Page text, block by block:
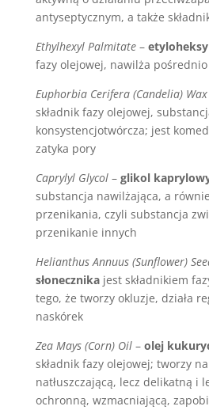
antyseptycznym, a także
Ethylhexyl Palmitate–
fazy olejowej, nawilża pośrednio
Euphorbia Cerifera (Candelia) Wax
składnik fazy olejowej,
konsystencjotwórcza; jest
zatyka pory
Caprylyl Glycol– glikol
substancja nawilżająca, a
przenikania, czyli substancja
przenikanie innych
Helianthus Annuus (Sunflower)
słonecznikajest składnikiem
tego, że tworzy okluzje, działa
naskórek
Zea Mays (Corn) Oil– olej
składnik fazy olejowej; tworzy
natłuszczającą, lecz delikatną i
ochronną, wzmacniającą,